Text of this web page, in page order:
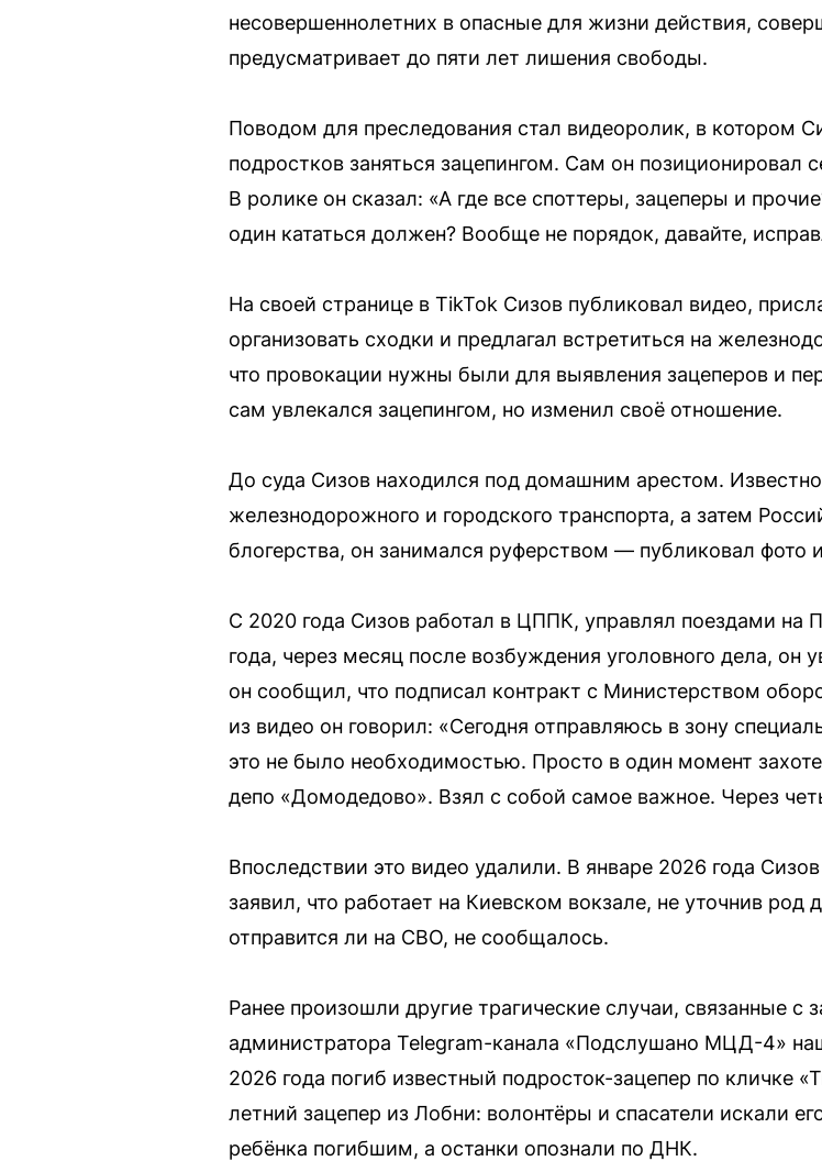
несовершеннолетних в опасные для жизни действия,
предусматривает до пяти лет лишения свободы.
Поводом для преследования стал видеоролик, в котором
подростков заняться зацепингом. Сам он позиционировал
В ролике он сказал: «А где все споттеры, зацеперы и
один кататься должен? Вообще не порядок, давайте,
На своей странице в TikTok Сизов публиковал видео,
организовать сходки и предлагал встретиться на
что провокации нужны были для выявления зацеперов и
сам увлекался зацепингом, но изменил своё отношение.
До суда Сизов находился под домашним арестом.
железнодорожного и городского транспорта, а затем
блогерства, он занимался руферством — публиковал фото
С 2020 года Сизов работал в ЦППК, управлял поездами на
года, через месяц после возбуждения уголовного дела,
он сообщил, что подписал контракт с Министерством
из видео он говорил: «Сегодня отправляюсь в зону
это не было необходимостью. Просто в один момент
депо «Домодедово». Взял с собой самое важное. Через
Впоследствии это видео удалили. В январе 2026 года
заявил, что работает на Киевском вокзале, не уточнив род
отправится ли на СВО, не сообщалось.
Ранее произошли другие трагические случаи, связанные с
администратора Telegram-канала «Подслушано МЦД-4»
2026 года погиб известный подросток-зацепер по кличке
летний зацепер из Лобни: волонтёры и спасатели искали
ребёнка погибшим, а останки опознали по ДНК.